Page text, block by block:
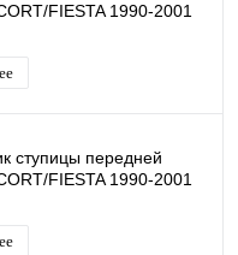
FIESTA 1990-2001
ORIGINAL
ступицы передней
FIESTA 1990-2001
+Гайка +Стопор) NFC